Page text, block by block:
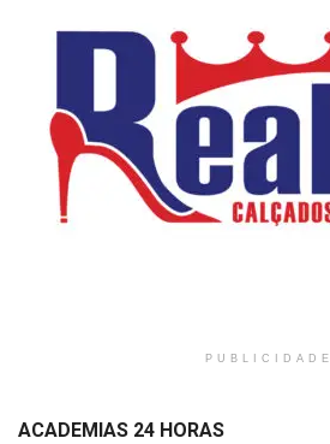
PUBLICIDADE
ACADEMIAS 24 HORAS